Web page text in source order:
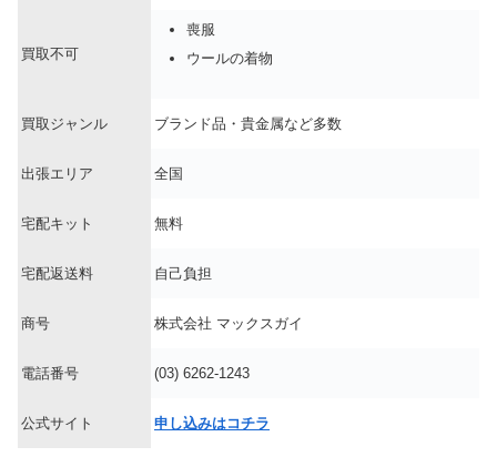
買取不可
喪服
ウールの着物
買取ジャンル ブランド品・貴金属など多数
出張エリア 全国
宅配キット 無料
宅配返送料 自己負担
商号 株式会社 マックスガイ
電話番号 (03) 6262-1243
公式サイト 申し込みはコチラ